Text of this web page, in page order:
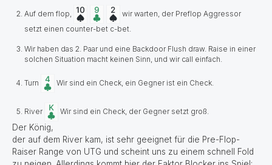
Auf dem flop,
wir warten, der Preflop Aggressor
setzt einen counter-bet c-bet.
Wir haben das 2. Paar und eine Backdoor Flush draw. Raise in einer
solchen Situation macht keinen Sinn, und wir call einfach.
Turn Wir sind ein Check, ein Gegner ist ein Check.
River Wir sind ein Check, der Gegner setzt groß.
Der König,
der auf dem River kam, ist sehr geeignet für die Pre-Flop-
Raiser Range von UTG und scheint uns zu einem schnell Fold